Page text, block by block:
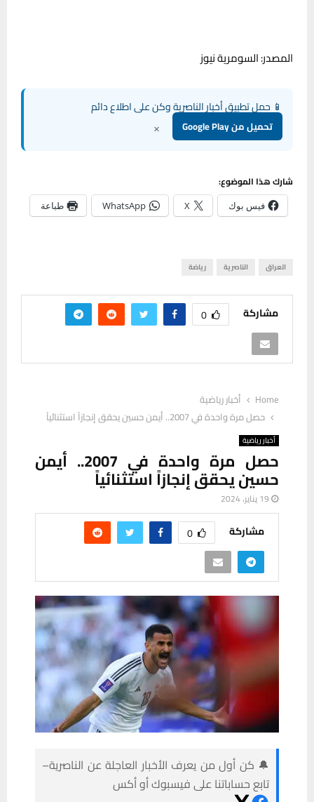
المصدر: السومرية نيوز
📱 حمل تطبيق أخبار الناصرية وكن على اطلاع دائم
تحميل من Google Play ×
شارك هذا الموضوع:
فيس بوك X
WhatsApp طباعة
العراق الناصرية رياضة
مشاركة 0
Home
أخبار رياضية
حصل مرة واحدة في 2007.. أيمن حسين يحقق إنجازاً استثنائياً
أخبار رياضية
حصل مرة واحدة في 2007.. أيمن
حسين يحقق إنجازاً استثنائياً
19 يناير، 2024
مشاركة 0
🔔 كن أول من يعرف الأخبار العاجلة عن الناصرية–
تابع حساباتنا على فيسبوك أو أكس